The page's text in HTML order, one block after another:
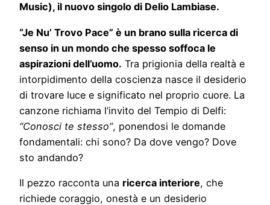
Music), il nuovo singolo di Delio Lambiase.
“Je Nu’ Trovo Pace” è un brano sulla ricerca di
senso in un mondo che spesso soffoca le
aspirazioni dell’uomo. Tra prigionia della realtà e
intorpidimento della coscienza nasce il desiderio
di trovare luce e significato nel proprio cuore. La
canzone richiama l’invito del Tempio di Delfi:
“Conosci te stesso”, ponendosi le domande
fondamentali: chi sono? Da dove vengo? Dove
sto andando?
Il pezzo racconta una ricerca interiore, che
richiede coraggio, onestà e un desiderio